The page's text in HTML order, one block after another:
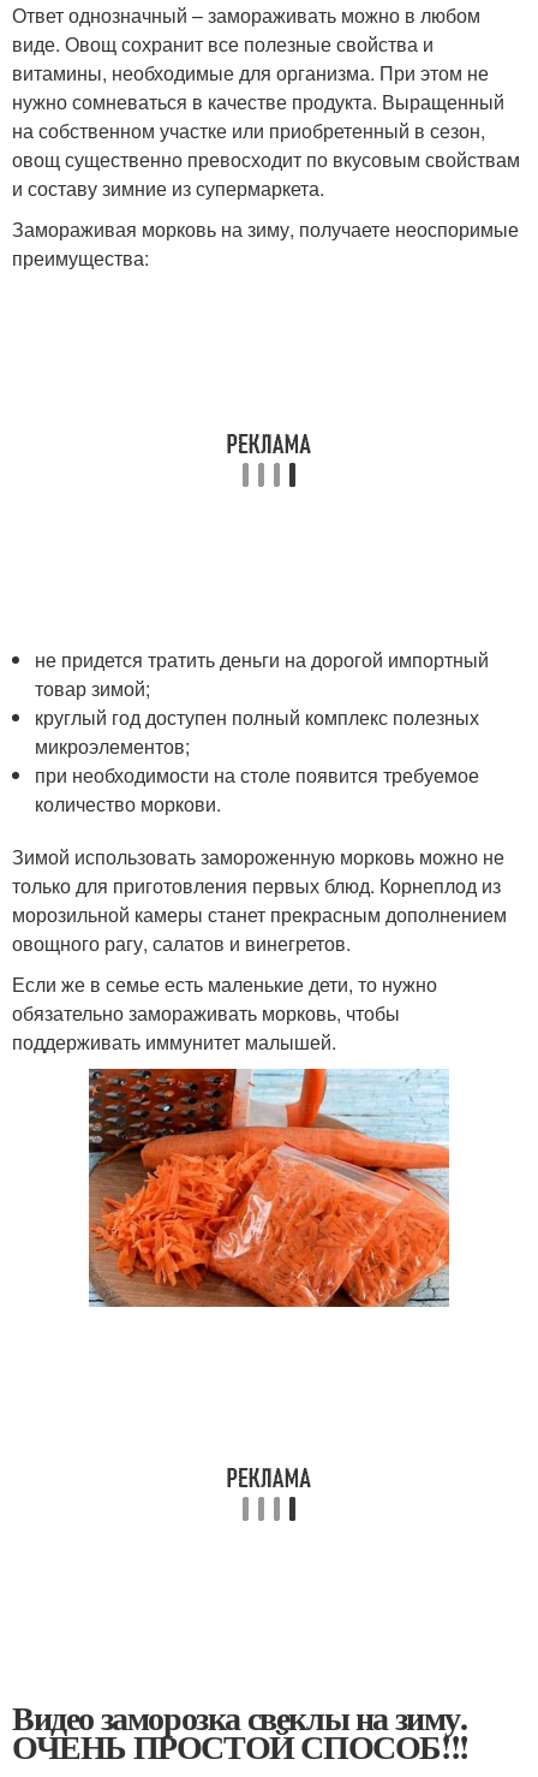
Ответ однозначный – замораживать можно в любом
виде. Овощ сохранит все полезные свойства и
витамины, необходимые для организма. При этом не
нужно сомневаться в качестве продукта. Выращенный
на собственном участке или приобретенный в сезон,
овощ существенно превосходит по вкусовым свойствам
и составу зимние из супермаркета.
Замораживая морковь на зиму, получаете неоспоримые
преимущества:
не придется тратить деньги на дорогой импортный
товар зимой;
круглый год доступен полный комплекс полезных
микроэлементов;
при необходимости на столе появится требуемое
количество моркови.
Зимой использовать замороженную морковь можно не
только для приготовления первых блюд. Корнеплод из
морозильной камеры станет прекрасным дополнением
овощного рагу, салатов и винегретов.
Если же в семье есть маленькие дети, то нужно
обязательно замораживать морковь, чтобы
поддерживать иммунитет малышей.
Видео заморозка свеклы на зиму.
ОЧЕНЬ ПРОСТОЙ СПОСОБ!!!